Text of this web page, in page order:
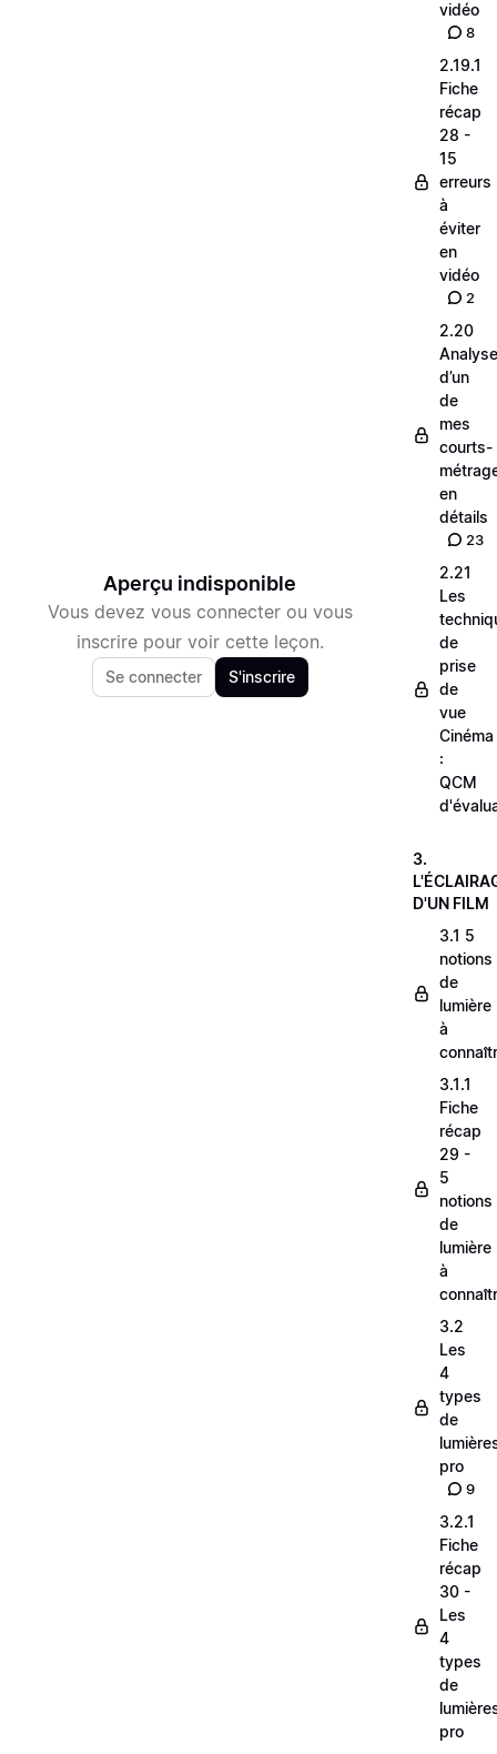
Aperçu indisponible
Vous devez vous connecter ou vous
inscrire pour voir cette leçon.
Se connecter S'inscrire
vidéo
8
2.19.1
Fiche
récap
28 -
15
erreurs
à
éviter
en
vidéo
2
2.20
Analyse
d’un
de
mes
courts-
en
détails
23
2.21
Les
de
prise
de
vue
Cinéma
:
QCM
3.
D'UN FILM
3.1 5
notions
de
lumière
à
3.1.1
Fiche
récap
29 -
5
notions
de
lumière
à
3.2
Les
4
types
de
pro
9
3.2.1
Fiche
récap
30 -
Les
4
types
de
pro